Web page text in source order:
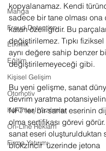
Manga
Fraud Detection
Etkinlik
Eğitim
Kişisel Gelişim
Otomotiv
Kurumsal Yazılımlar
On-Line Reklam
Firma Yatırımı
kopyalanamaz. Kendi
sadece bir tane olması ona
katan özelliğidir. Bu
değiştirilemez. Tıpkı fiziksel
aynı değere sahip benzer
değiştirilemeyeceği gibi.
Bu yeni gelişme, sanat
devrim yaratma
NFT'ler, bir sanat eserinin
olma sertifikası görevi
sanat eseri oluşturulduktan
blokzincir  üzerinde jetona